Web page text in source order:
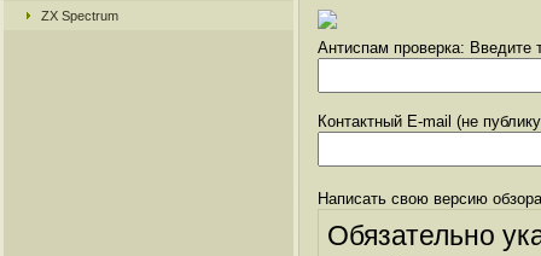
ZX Spectrum
Антиспам проверка: Введите
Контактный E-mail (не
Написать свою версию
Обязательно